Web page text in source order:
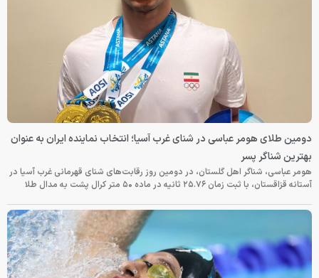
دومین طلای هومر عباسی در شنای غرب آسیا؛ انتخاب نماینده ایران به عنوان
بهترین شناگر پسر
هومر عباسی، شناگر اهل گلستان، در دومین روز رقابت‌های شنای قهرمانی غرب آسیا در
آستانه قزاقستان، با ثبت زمان ۲۵.۷۶ ثانیه در ماده ۵۰ متر کرال پشت به مدال طلا